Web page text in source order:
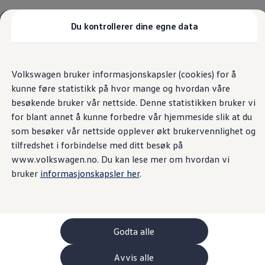
Du kontrollerer dine egne data
Volkswagen bruker informasjonskapsler (cookies) for å
kunne føre statistikk på hvor mange og hvordan våre
besøkende bruker vår nettside. Denne statistikken bruker vi
for blant annet å kunne forbedre vår hjemmeside slik at du
som besøker vår nettside opplever økt brukervennlighet og
tilfredshet i forbindelse med ditt besøk på
www.volkswagen.no. Du kan lese mer om hvordan vi
bruker informasjonskapsler her.
Godta alle
Avvis alle
hovedinnhold
til
footer
Tilbehør
ID. Buzz GTX Lang Varebil
Kampanjer
ID. Polo
ID.3
ID.3 Neo
ID.4
ID.7 Tourer
Våre varebiler
Prislister
Kampanjer
ID. Buzz Cargo
Lastsikring
Billån
Bilforsikring
Varebiler med firehjulstrekk
Proff leasing
Personvernerklæring
Informasjonskapsler
1. INNLEDNING
Vi er opptatt av at du skal ha tillit til oss og